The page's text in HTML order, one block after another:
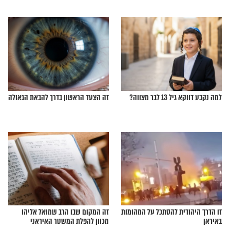
את טעותו של
האם אדם יברך על ברקים ורעמים
באמצע תפילתו?
האבות והאימהות היו
מה עושים עם כל האור שמאיר פתאום
בעם ישראל?